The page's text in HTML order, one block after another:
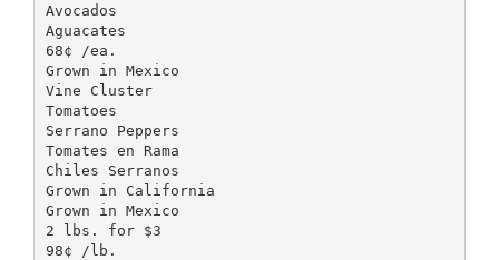
Avocados
Aguacates
68¢ /ea.
Grown in Mexico
Vine Cluster
Tomatoes
Serrano Peppers
Tomates en Rama
Chiles Serranos
Grown in California
Grown in Mexico
2 lbs. for $3
98¢ /lb.